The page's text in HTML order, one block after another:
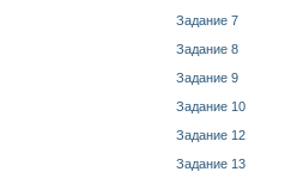
Задание 7
Задание 8
Задание 9
Задание 10
Задание 12
Задание 13